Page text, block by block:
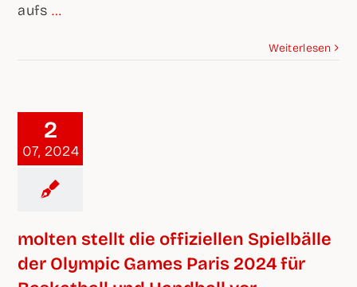
aufs …
Wei­ter­le­sen
2
07, 2024
mol­ten stellt die offi­zi­el­len Spiel­bäl­le
der Olym­pic Games Paris 2024 für